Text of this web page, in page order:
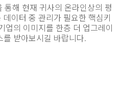
해 현재 귀사의 온라인상의 평
이터 중 관리가 필요한 핵심키
업의 이미지를 한층 더 업그레이
받아보시길 바랍니다.